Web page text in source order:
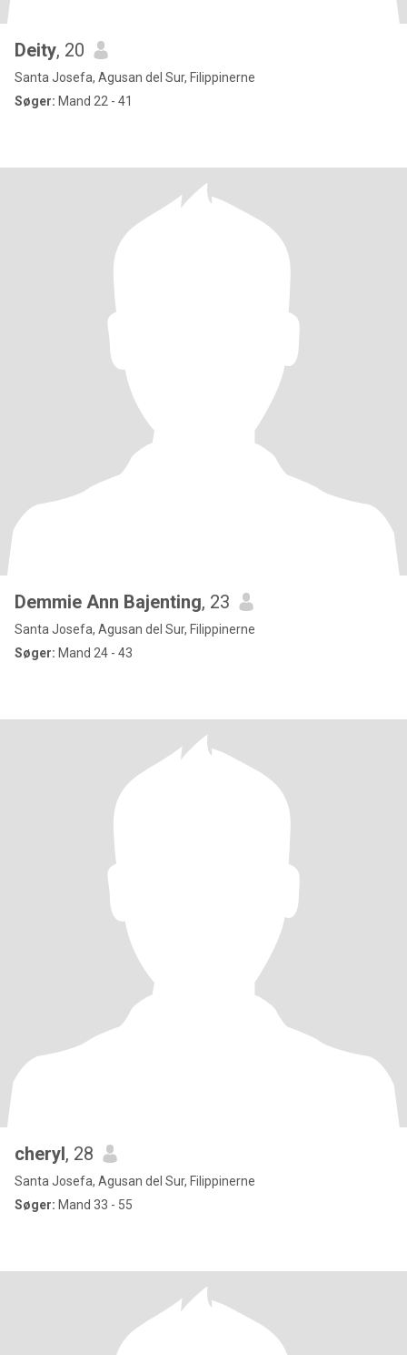
Deity, 20
Santa Josefa, Agusan del Sur, Filippinerne
Søger: Mand 22 - 41
Demmie Ann Bajenting, 23
Santa Josefa, Agusan del Sur, Filippinerne
Søger: Mand 24 - 43
cheryl, 28
Santa Josefa, Agusan del Sur, Filippinerne
Søger: Mand 33 - 55